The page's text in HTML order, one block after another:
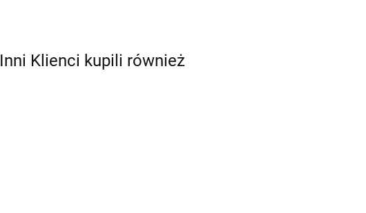
Inni Klienci kupili również